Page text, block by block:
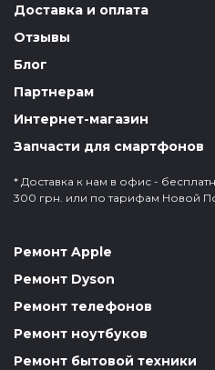
Доставка и оплата
Отзывы
Блог
Партнерам
Интернет-магазин
Запчасти для смартфонов
* Доставка к нам в офис -
300 грн. или по тарифам Новой
Ремонт Apple
Ремонт Dyson
Ремонт телефонов
Ремонт ноутбуков
Ремонт бытовой техники